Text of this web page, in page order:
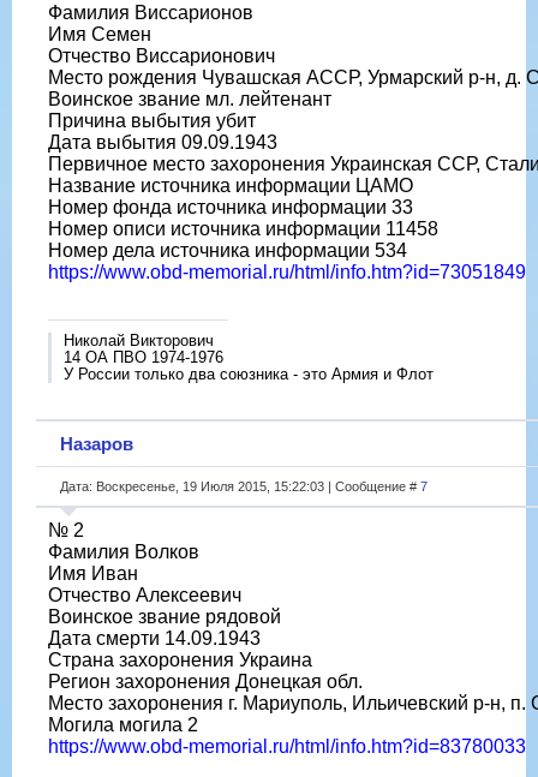
Фамилия Виссарионов
Имя Семен
Отчество Виссарионович
Место рождения Чувашская АССР, Урмарский р-н, д.
Воинское звание мл. лейтенант
Причина выбытия убит
Дата выбытия 09.09.1943
Первичное место захоронения Украинская ССР,
Название источника информации ЦАМО
Номер фонда источника информации 33
Номер описи источника информации 11458
Номер дела источника информации 534
https://www.obd-memorial.ru/html/info.htm?id=73051849
Николай Викторович
14 ОА ПВО 1974-1976
У России только два союзника - это Армия и Флот
Назаров
Дата: Воскресенье, 19 Июля 2015, 15:22:03 | Сообщение # 7
№ 2
Фамилия Волков
Имя Иван
Отчество Алексеевич
Воинское звание рядовой
Дата смерти 14.09.1943
Страна захоронения Украина
Регион захоронения Донецкая обл.
Место захоронения г. Мариуполь, Ильичевский р-н,
Могила могила 2
https://www.obd-memorial.ru/html/info.htm?id=83780033